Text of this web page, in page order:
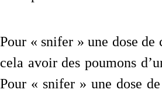
Pour « snifer » une dose
cela avoir des poumons
Pour « snifer » une dose